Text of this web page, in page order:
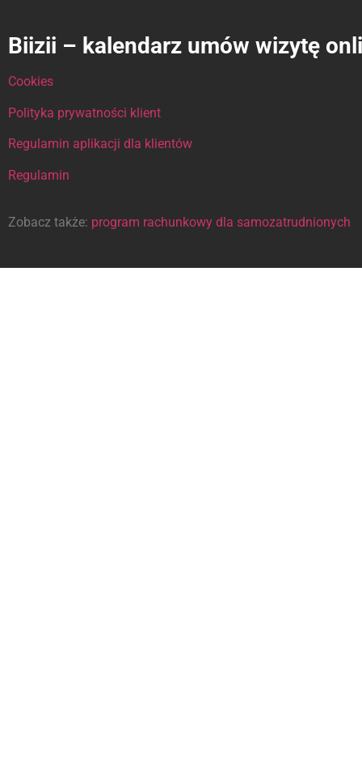
Biizii – kalendarz umów wizytę
Cookies
Polityka prywatności klient
Regulamin aplikacji dla klientów
Regulamin
Zobacz także: program rachunkowy dla samozatrudnionych